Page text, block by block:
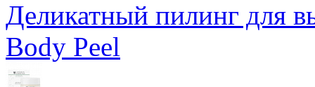
Деликатный пилинг для
Body Peel